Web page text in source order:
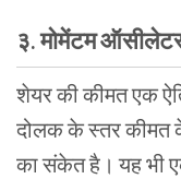
३.मोमेंटम
शेयरकीकीमतएक
दोलककेस्तरकीमत
कासंकेतहै। यहभी